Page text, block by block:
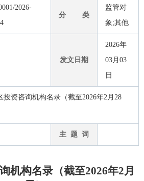
2026-
分 类
监管对
象;其他
发文日期
2026年
03月03
日
投资咨询机构名录（截至2026年2月28
主 题 词
机构名录（截至2026年2月